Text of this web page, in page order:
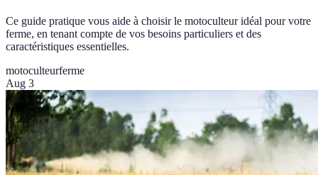
Ce guide pratique vous aide à choisir le motoculteur idéal pour votre
ferme, en tenant compte de vos besoins particuliers et des
caractéristiques essentielles.
motoculteurferme
Aug 3